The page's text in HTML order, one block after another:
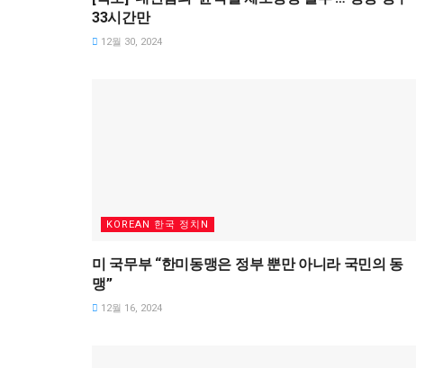
33시간만
12월 30, 2024
KOREAN 한국 정치N
미 국무부 “한미동맹은 정부 뿐만 아니라 국민의 동
맹”
12월 16, 2024